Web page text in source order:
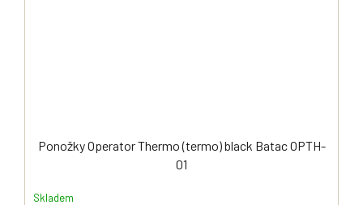
Ponožky Operator Thermo (termo) black Batac OPTH-
01
Skladem